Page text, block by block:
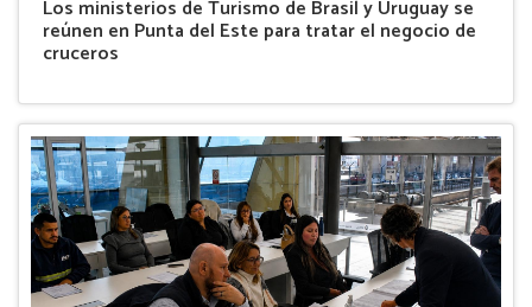
Los ministerios de Turismo de Brasil y Uruguay se
reúnen en Punta del Este para tratar el negocio de
cruceros